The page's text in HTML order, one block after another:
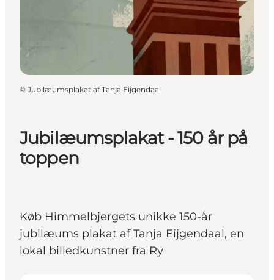
Planlæg ferien
Jubilæumsplakat - 150 år på
toppen
Køb Himmelbjergets unikke 150-år
jubilæums plakat af Tanja Eijgendaal, en
lokal billedkunstner fra Ry
© Jubilæumsplakat af Tanja Eijgendaal